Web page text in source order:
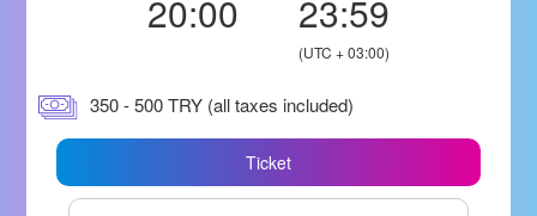
20:00 23:59
(UTC + 03:00)
350 - 500 TRY (all taxes included)
Ticket